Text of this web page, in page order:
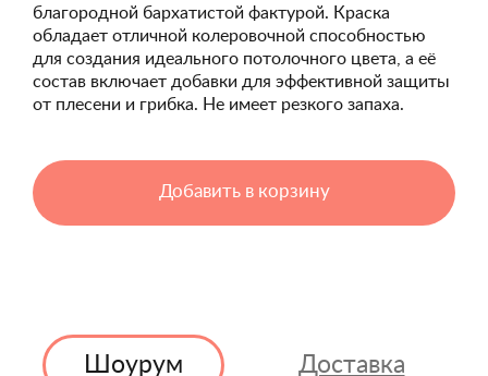
благородной бархатистой фактурой. Краска
обладает отличной колеровочной способностью
для создания идеального потолочного цвета, а её
состав включает добавки для эффективной защиты
от плесени и грибка. Не имеет резкого запаха.
Добавить в корзину
Шоурум Доставка